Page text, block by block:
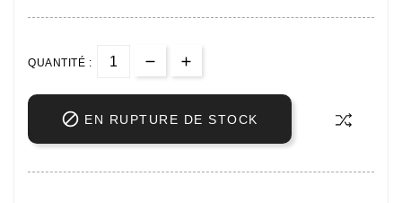
QUANTITÉ :
 EN RUPTURE DE STOCK